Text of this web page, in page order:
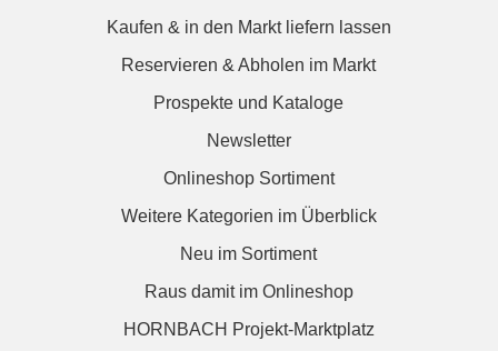
Kaufen & in den Markt liefern lassen
Reservieren & Abholen im Markt
Prospekte und Kataloge
Newsletter
Onlineshop Sortiment
Weitere Kategorien im Überblick
Neu im Sortiment
Raus damit im Onlineshop
HORNBACH Projekt-Marktplatz